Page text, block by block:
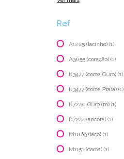
Ref
A1225 (lacinho) (1)
A3055 (coração) (1)
K3477 (coroa Ouro) (1)
K3477 (coroa Prata) (1)
K7240 Ouro (m) (1)
K7244 (ancora) (1)
M1063 (laço) (1)
M1151 (coroa) (1)